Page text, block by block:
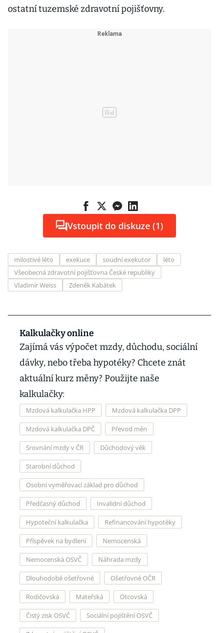
ostatní tuzemské zdravotní pojišťovny.
Vstoupit do diskuze (1)
milostivé léto exekuce soudní exekutor
léto
Všeobecná zdravotní pojišťovna České republiky
Vladimír Weiss
Zdeněk Kabátek
Kalkulačky online
Zajímá vás výpočet mzdy, důchodu, sociální
dávky, nebo třeba hypotéky? Chcete znát
aktuální kurz měny? Použijte naše
kalkulačky:
Mzdová kalkulačka HPP Mzdová kalkulačka DPP
Mzdová kalkulačka DPČ Převod měn
Srovnání mzdy v ČR Důchodový věk
Starobní důchod
Osobní vyměřovací základ pro důchod
Předčasný důchod Invalidní důchod
Hypoteční kalkulačka Refinancování hypotéky
Příspěvek na bydlení Nemocenská
Nemocenská OSVČ Náhrada mzdy
Dlouhodobé ošetřovné Ošetřovné OČR
Rodičovská Mateřská Otcovská
Čistý zisk OSVČ Sociální pojištění OSVČ